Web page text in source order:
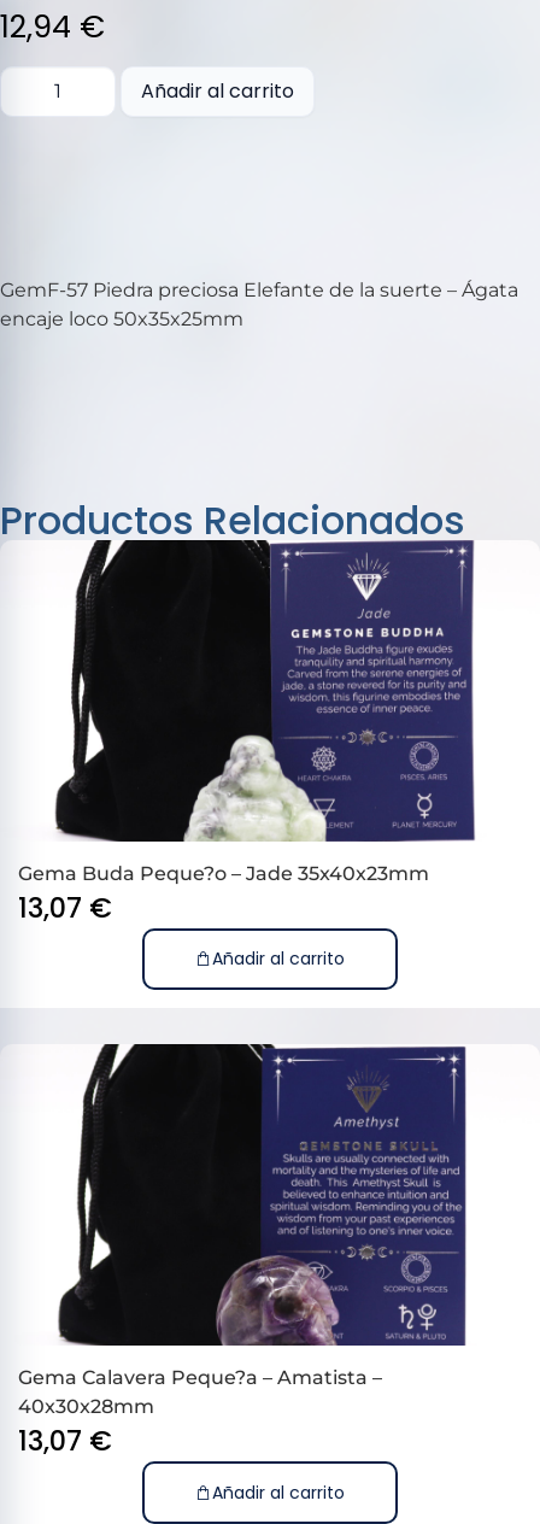
12,94 €
Añadir al carrito
GemF-57 Piedra preciosa Elefante de la suerte – Ágata
encaje loco 50x35x25mm
Productos Relacionados
Gema Buda Peque?o – Jade 35x40x23mm
13,07 €
Añadir al carrito
Gema Calavera Peque?a – Amatista –
40x30x28mm
13,07 €
Añadir al carrito